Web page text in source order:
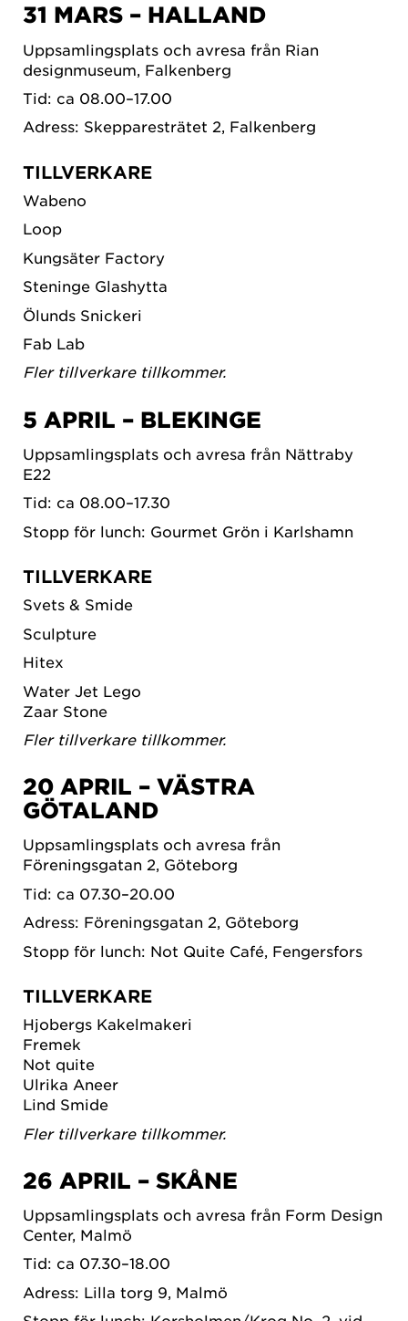
31 MARS – HALLAND
Uppsamlingsplats och avresa från Rian
designmuseum, Falkenberg
Tid: ca 08.00–17.00
Adress: Skepparesträtet 2, Falkenberg
TILLVERKARE
Wabeno
Loop
Kungsäter Factory
Steninge Glashytta
Ölunds Snickeri
Fab Lab
​Fler tillverkare tillkommer.
5 APRIL – BLEKINGE
Uppsamlingsplats och avresa från Nättraby
E22
Tid: ca 08.00–17.30
Stopp för lunch: Gourmet Grön i Karlshamn
TILLVERKARE
Svets & Smide
Sculpture
Hitex
Water Jet Lego
Zaar Stone
Fler tillverkare tillkommer.
20 APRIL – VÄSTRA
GÖTALAND
Uppsamlingsplats och avresa från
Föreningsgatan 2, Göteborg
Tid: ca 07.30–20.00
Adress: Föreningsgatan 2, Göteborg
Stopp för lunch: Not Quite Café, Fengersfors
TILLVERKARE
Hjobergs Kakelmakeri
Fremek
Not quite
Ulrika Aneer
Lind Smide
Fler tillverkare tillkommer.
26 APRIL – SKÅNE
Uppsamlingsplats och avresa från Form Design
Center, Malmö
Tid: ca 07.30–18.00
Adress: Lilla torg 9, Malmö